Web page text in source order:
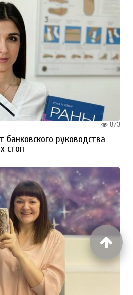
873
банковского руководства
стоп